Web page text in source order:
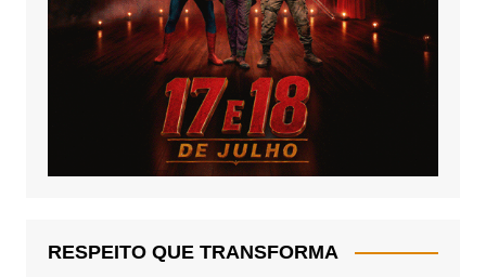
RESPEITO QUE TRANSFORMA